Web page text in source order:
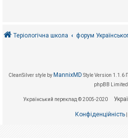
Теріологічна школа форум
CleanSilver style by MannixMD Style Version 1.1.6
phpBB Limited
Український переклад © 2005-2020
Конфіденційність|